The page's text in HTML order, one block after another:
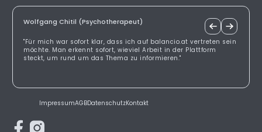
Wolfgang Chitil (Psychotherapeut)
"Für mich war sofort klar, dass ich auf balancio.at vertreten sein
möchte. Man erkennt sofort, wieviel Arbeit in der Plattform
steckt, um rund um das Thema zu informieren."
ImpressumAGBDatenschutzKontakt